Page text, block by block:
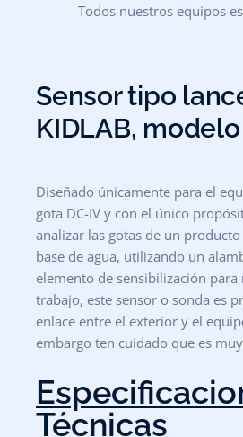
Todos nuestros equipos
Sensor tipo
KIDLAB,
Diseñado únicamente para el
gota DC-IV y con el único
analizar las gotas de un
base de agua, utilizando un
elemento de sensibilización para
trabajo, este sensor o sonda es
enlace entre el exterior y el
embargo ten cuidado que es muy
Técnicas